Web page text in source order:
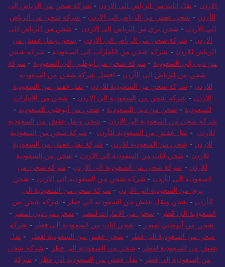
الاردن - نقل اثاث من الرياض الى الاردن - شركة شحن من الرياض إلى
الأردن - شحن عفش من الرياض الى الاردن - شركة شحن من الرياض
الي الاردن - شحن بري من الرياض الى الاردن - شحن من الرياض الى
الاردن - شركة شحن من الرياض الي الاردن - شحن ونقل عفش من
الرياض للاردن - شركة شحن من الإمارات إلى السعودية - شركة شحن
من دبي إلى السعودية - شركة شحن من أبوظبي إلى السعودية - شركة
شحن من الرياض الى الأردن - افضل شركة شحن من السعودية
للاردن - شركة شحن من السعودية للاردن - نقل عفش من السعودية
للاردن - شركة شحن من السعودية الي الاردن - شحن من الامارات
للسعودية - شحن من دبي للسعودية - شحن من أبوظبي للسعودية -
شركة شحن من السعودية الى الاردن - شحن ونقل عفش من السعودية
للاردن - نقل عفش من السعودية للأردن - شركة شحن من السعودية
للاردن - شحن من السعودية للاردن - شركة نقل عفش من السعودية
للاردن - شحن اثاث من السعودية الي الاردن - شحن من السعودية
للاردن - شركة شحن من السعودية الي الاردن - شركة شحن من
السعودية إلى الأردن - شركة شحن من السعودية الى الاردن - شحن
بري من السعودية الى الاردن - شركة شحن من السعودية الي
الأردن - شحن ونقل عفش من السعودية الي قطر - شركة شحن من
السعودية الي قطر - شحن من الامارات لمصر - شحن من دبي لمصر -
شحن من أبوظبي لمصر - شحن اثاث من السعودية الى قطر - شركة
شحن من السعودية الى قطر - شحن عفش من السعودية لقطر - نقل
عفش من السعودية لقطر - شحن من السعودية الى قطر - شركة شحن
من السعودية الي قطر - نقل عفش من السعودية الي قطر - شركة